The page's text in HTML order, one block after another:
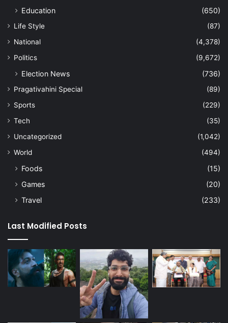
Education
(650)
Life Style
(87)
National
(4,378)
Politics
(9,672)
Election News (736)
Pragativahini Special
(89)
Sports
(229)
Tech
(35)
Uncategorized
(1,042)
World
(494)
Foods
(15)
Games
(20)
Travel
(233)
Last Modified Posts